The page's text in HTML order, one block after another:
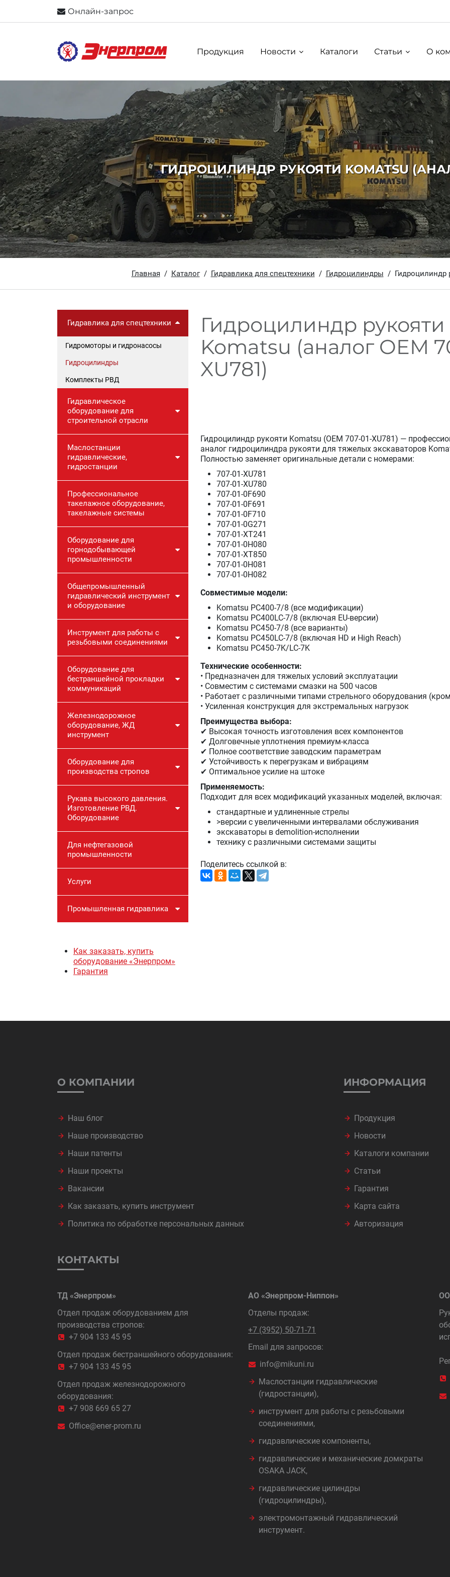
Онлайн-запрос
Продукция Новости Каталоги Статьи О
ГИДРОЦИЛИНДР РУКОЯТИ KOMATSU
Главная Каталог Гидравлика для спецтехники Гидроцилиндры Гидроцилиндр
Гидроцилиндр рукояти
Komatsu (аналог OEM
XU781)
Гидроцилиндр рукояти Komatsu (OEM 707-01-XU781) —
аналог гидроцилиндра рукояти для тяжелых экскаваторов
Полностью заменяет оригинальные детали с номерами:
707-01-XU781
707-01-XU780
707-01-0F690
707-01-0F691
707-01-0F710
707-01-0G271
707-01-XT241
707-01-0H080
707-01-XT850
707-01-0H081
707-01-0H082
Совместимые модели:
Komatsu PC400-7/8 (все модификации)
Komatsu PC400LC-7/8 (включая EU-версии)
Komatsu PC450-7/8 (все варианты)
Komatsu PC450LC-7/8 (включая HD и High Reach)
Komatsu PC450-7K/LC-7K
Технические особенности:
• Предназначен для тяжелых условий эксплуатации
• Совместим с системами смазки на 500 часов
• Работает с различными типами стрельного оборудования
• Усиленная конструкция для экстремальных нагрузок
Преимущества выбора:
✔ Высокая точность изготовления всех компонентов
✔ Долговечные уплотнения премиум-класса
✔ Полное соответствие заводским параметрам
✔ Устойчивость к перегрузкам и вибрациям
✔ Оптимальное усилие на штоке
Применяемость:
Подходит для всех модификаций указанных моделей, включая:
стандартные и удлиненные стрелы
>версии с увеличенными интервалами обслуживания
экскаваторы в demolition-исполнении
технику с различными системами защиты
Поделитесь ссылкой в:
Гидравлика для спецтехники
Гидромоторы и гидронасосы
Гидроцилиндры
Комплекты РВД
Гидравлическое
оборудование для
строительной отрасли
Маслостанции
гидравлические,
гидростанции
Профессиональное
такелажное оборудование,
такелажные системы
Оборудование для
горнодобывающей
промышленности
Общепромышленный
гидравлический инструмент
и оборудование
Инструмент для работы с
резьбовыми соединениями
Оборудование для
бестраншейной прокладки
коммуникаций
Железнодорожное
оборудование, ЖД
инструмент
Оборудование для
производства стропов
Рукава высокого давления.
Изготовление РВД.
Оборудование
Для нефтегазовой
промышленности
Услуги
Промышленная гидравлика
Как заказать, купить
оборудование «Энерпром»
Гарантия
О КОМПАНИИ
Наш блог
Наше производство
Наши патенты
Наши проекты
Вакансии
Как заказать, купить инструмент
Политика по обработке персональных данных
ИНФОРМАЦИЯ
Продукция
Новости
Каталоги компании
Статьи
Гарантия
Карта сайта
Авторизация
КОНТАКТЫ
ТД «Энерпром»
Отдел продаж оборудованием для
производства стропов:
+7 904 133 45 95
Отдел продаж бестраншейного оборудования:
+7 904 133 45 95
Отдел продаж железнодорожного
оборудования:
+7 908 669 65 27
Office@ener-prom.ru
АО «Энерпром-Ниппон»
Отделы продаж:
+7 (3952) 50-71-71
Email для запросов:
info@mikuni.ru
Маслостанции гидравлические
(гидростанции),
инструмент для работы с резьбовыми
соединениями,
гидравлические компоненты,
гидравлические и механические домкраты
OSAKA JACK,
гидравлические цилиндры
(гидроцилиндры),
электромонтажный гидравлический
инструмент.